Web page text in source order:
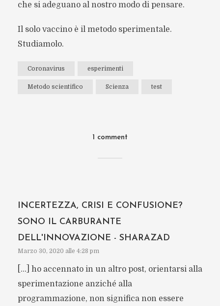
che si adeguano al nostro modo di pensare.
Il solo vaccino è il metodo sperimentale.
Studiamolo.
Coronavirus esperimenti
Metodo scientifico Scienza test
1 comment
INCERTEZZA, CRISI E CONFUSIONE?
SONO IL CARBURANTE
DELL'INNOVAZIONE - SHARAZAD
Marzo 30, 2020 alle 4:28 pm
[…] ho accennato in un altro post, orientarsi alla
sperimentazione anziché alla
programmazione, non significa non essere